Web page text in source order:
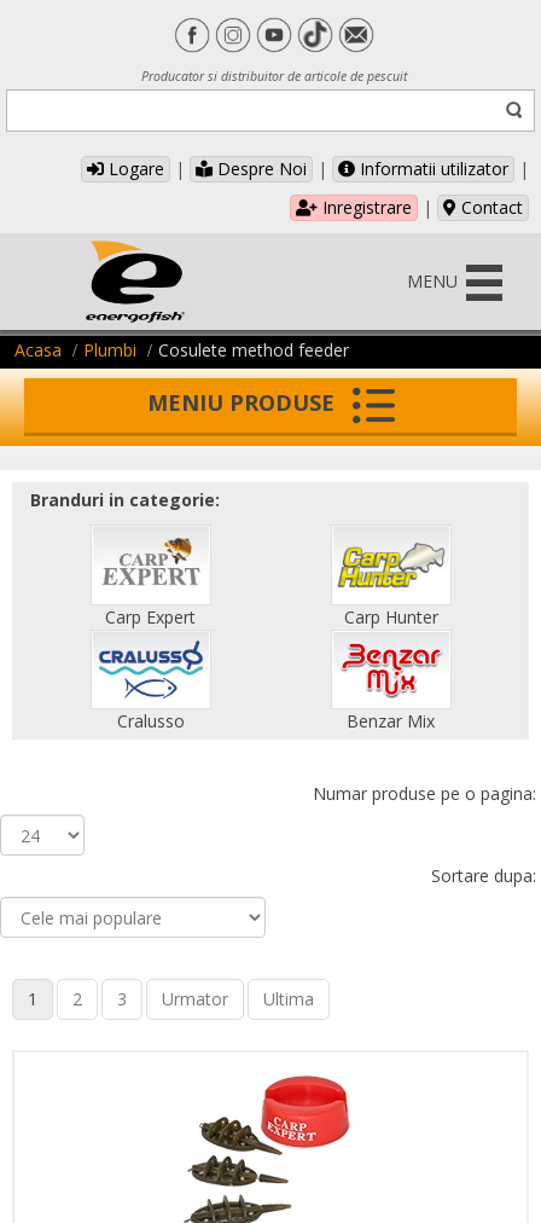
Producator si distribuitor de articole de pescuit
Logare | Despre Noi | Informatii utilizator
|
Inregistrare
| Contact
MENU
Acasa Plumbi Cosulete method feeder
MENIU PRODUSE
Branduri in categorie:
Carp Expert Carp Hunter
Cralusso Benzar Mix
Numar produse pe o pagina:
Sortare dupa:
1 2 3 Urmator Ultima